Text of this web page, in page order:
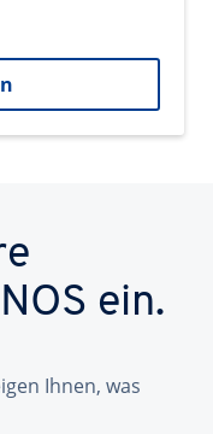
ein.
Ihnen, was